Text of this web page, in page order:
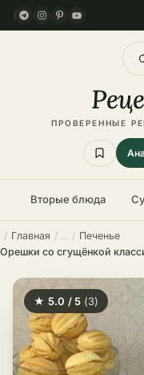
ПРОВЕРЕННЫЕ
Вторые блюда
Главная
Печенье
★ 5.0 / 5 (3)